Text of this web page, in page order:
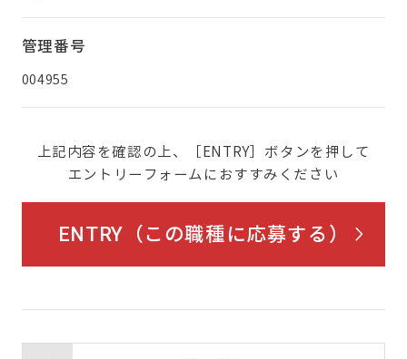
管理番号
004955
上記内容を確認の上、［ENTRY］ボタンを押して
エントリーフォームにおすすみください
ENTRY（この職種に応募する）